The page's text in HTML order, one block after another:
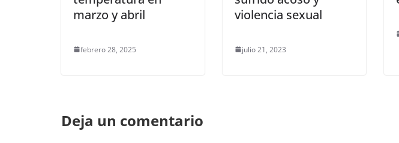
marzo y abril
febrero 28, 2025
violencia sexual
julio 21, 2023
Deja un comentario